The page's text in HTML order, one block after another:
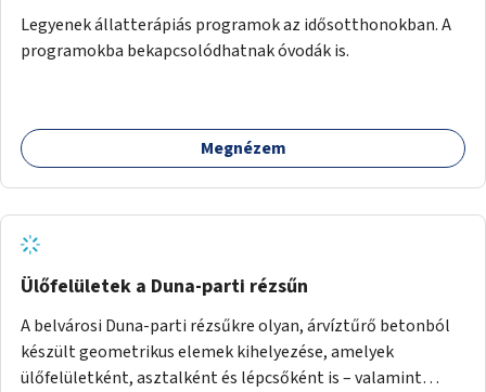
Legyenek állatterápiás programok az idősotthonokban. A
programokba bekapcsolódhatnak óvodák is.
Megnézem
Ülőfelületek a Duna-parti rézsűn
A belvárosi Duna-parti rézsűkre olyan, árvíztűrő betonból
készült geometrikus elemek kihelyezése, amelyek
ülőfelületként, asztalként és lépcsőként is – valamint